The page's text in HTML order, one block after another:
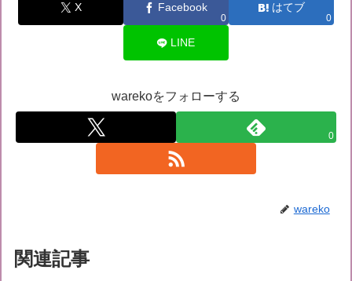
X Facebook
0
はてブ
0
LINE
warekoをフォローする
0
wareko
関連記事